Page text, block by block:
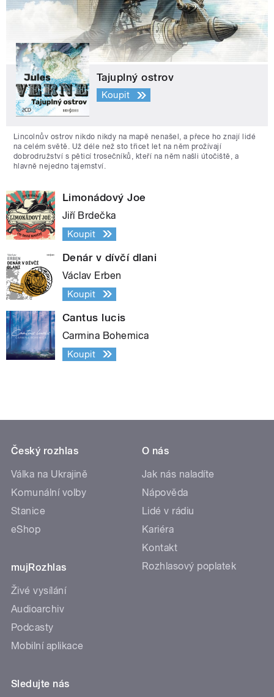
Tajuplný ostrov
Koupit
Lincolnův ostrov nikdo nikdy na mapě nenašel, a přece ho znají lidé
na celém světě. Už déle než sto třicet let na něm prožívají
dobrodružství s pěticí trosečníků, kteří na něm našli útočiště, a
hlavně nejedno tajemství.
Limonádový Joe
Jiří Brdečka
Koupit
Denár v dívčí dlani
Václav Erben
Koupit
Cantus lucis
Carmina Bohemica
Koupit
Český rozhlas
Válka na Ukrajině
Komunální volby
Stanice
eShop
mujRozhlas
Živé vysílání
Audioarchiv
Podcasty
Mobilní aplikace
O nás
Jak nás naladíte
Nápověda
Lidé v rádiu
Kariéra
Kontakt
Rozhlasový poplatek
Sledujte nás